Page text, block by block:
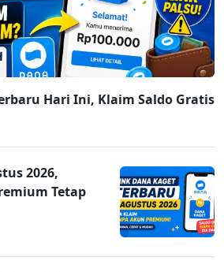
Hari Ini, Klaim Saldo Gratis
2026,
Tetap